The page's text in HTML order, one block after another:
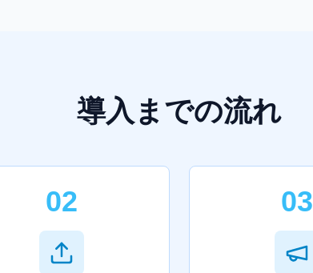
導入までの流れ
02 03